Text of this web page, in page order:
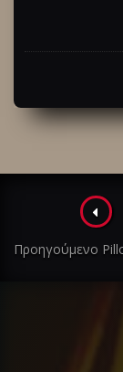
στα
άρθρα
Προηγούμενο